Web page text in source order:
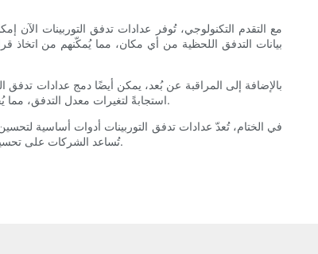
مع التقدم التكنولوجي، تُوفر عدادات تدفق التوربينات
بيانات التدفق اللحظية من أي مكان، مما يُمكّنهم من
بالإضافة إلى المراقبة عن بُعد، يمكن أيضًا دمج عدادات تدفق
استجابةً لتغيرات معدل التدفق، مما يُحسّن أداء النظام دون تدخل بشري. يُساعد هذا المستوى من الأتمتة الشركات على تحسين الكفاءة، وتقليل الأخطاء البشرية، وتعزيز الإنتاجية التشغيلية الإجمالية.
في الختام، تُعدّ عدادات تدفق التوربينات أدوات أساسية
تُساعد الشركات على تحسين عملياتها وزيادة ربحيتها. ومن خلال الاستثمار في عدادات تدفق التوربينات، يُمكن للشركات الارتقاء بقدراتها في قياس التدفق وتحقيق كفاءة أعلى في عملياتها.